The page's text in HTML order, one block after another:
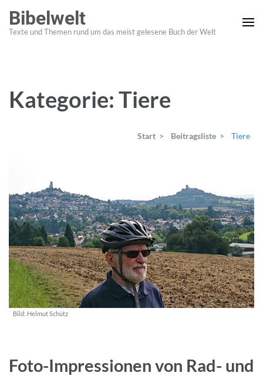
Inhalt
springen
Bibelwelt
Texte und Themen rund um das meist gelesene Buch der Welt
Kategorie:Tiere
Start > Beitragsliste > Tiere
Bild: Helmut Schütz
Foto-Impressionen von Rad- und